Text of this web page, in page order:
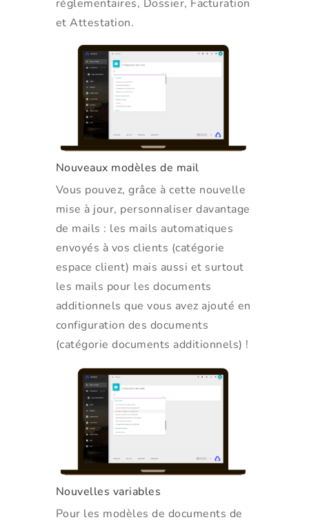
réglementaires, Dossier, Facturation
et Attestation.
Nouveaux modèles de mail
Vous pouvez, grâce à cette nouvelle
mise à jour, personnaliser davantage
de mails : les mails automatiques
envoyés à vos clients (catégorie
espace client) mais aussi et surtout
les mails pour les documents
additionnels que vous avez ajouté en
configuration des documents
(catégorie documents additionnels) !
Nouvelles variables
Pour les modèles de documents de